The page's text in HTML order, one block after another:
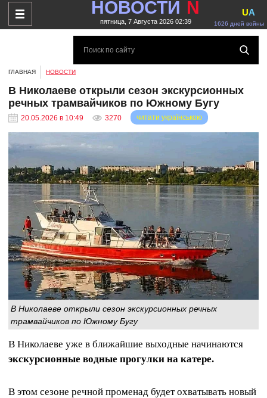
НОВОСТИ N
пятница, 7 Августа 2026 02:39 1626 дней войны
UA
ГЛАВНАЯ НОВОСТИ
В Николаеве открыли сезон экскурсионных
речных трамвайчиков по Южному Бугу
20.05.2026 в 10:49 3270 читати українською
В Николаеве открыли сезон экскурсионных речных
трамвайчиков по Южному Бугу
В Николаеве уже в ближайшие выходные начинаются
экскурсионные водные прогулки на катере.
В этом сезоне речной променад будет охватывать новый